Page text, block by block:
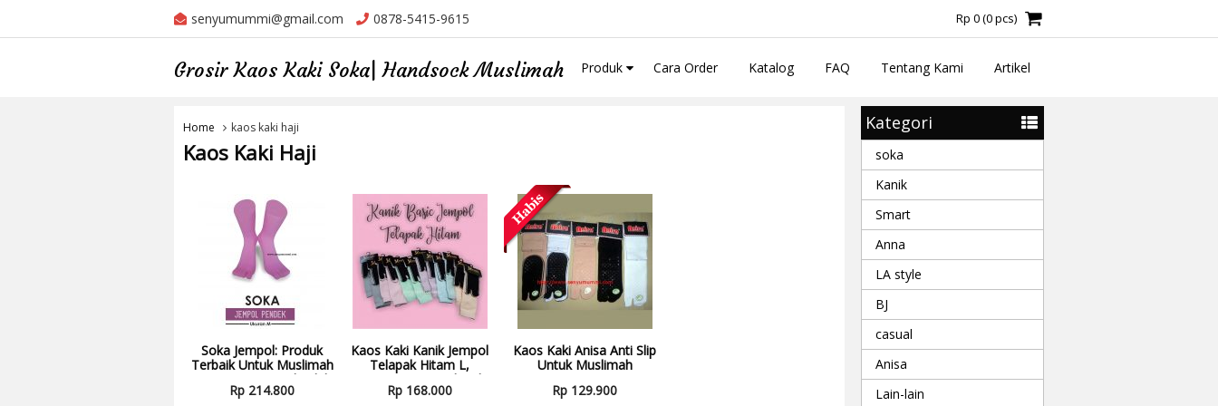
senyumummi@gmail.com 0878-5415-9615 Rp 0(0pcs)
Grosir Kaos Kaki Soka| Handsock Muslimah Produk Cara Order Katalog FAQ Tentang Kami Artikel
Home kaos kaki haji
Kaos Kaki Haji
Soka Jempol: Produk
Terbaik Untuk Muslimah
Yang Ingin Tampil Lebih
Khusyu
Rp 214.800
Kaos Kaki Kanik Jempol
Telapak Hitam L,
Favorit Bagi Muslimah
Rp 168.000
Kaos Kaki Anisa Anti Slip
Untuk Muslimah
Rp 129.900
Kategori
soka
Kanik
Smart
Anna
LA style
BJ
casual
Anisa
Lain-lain